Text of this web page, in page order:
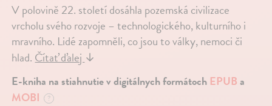
V polovině 22. století dosáhla pozemská civilizace
vrcholu svého rozvoje – technologického, kulturního i
mravního. Lidé zapomněli, co jsou to války, nemoci či
hlad. Čítať ďalej ↓
E-kniha na stiahnutie v digitálnych formátoch EPUBa
MOBI
?